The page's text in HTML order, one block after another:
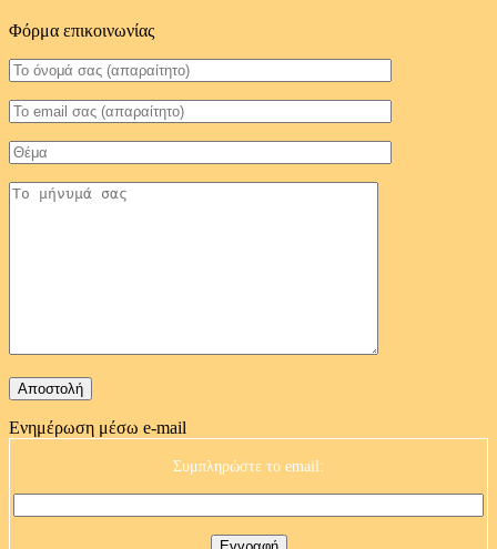
Φόρμα επικοινωνίας
Ενημέρωση μέσω e-mail
Συμπληρώστε το email: